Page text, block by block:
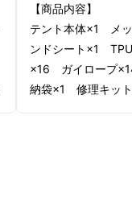
【商品内容】
テント本体×1 メ
ンドシート×1
×16 ガイロープ
納袋×1 修理キッ